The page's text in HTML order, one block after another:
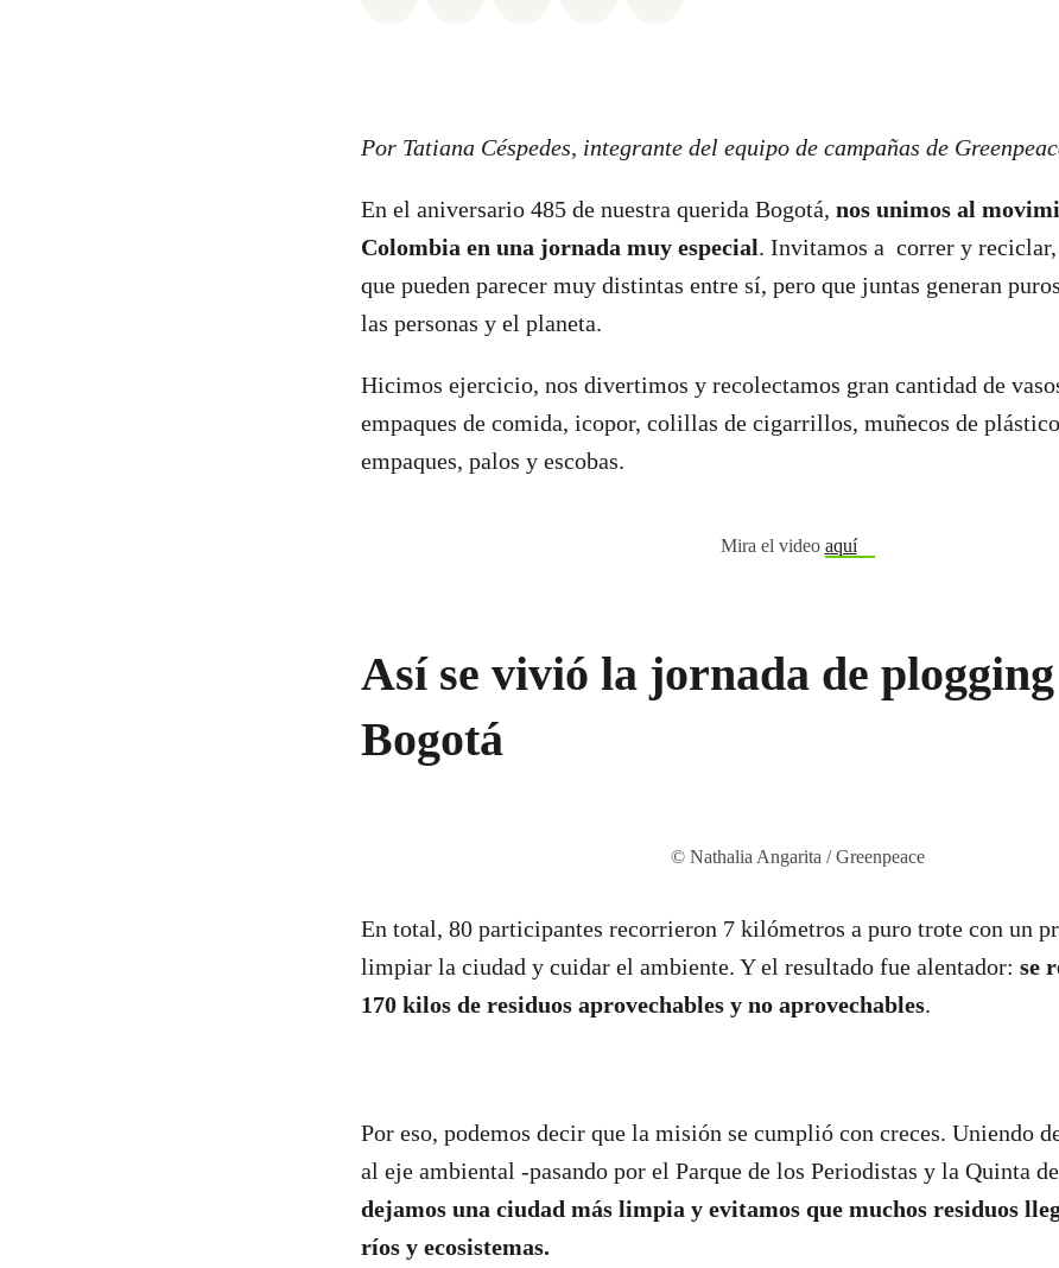
Por Tatiana Céspedes, integrante del equipo de campañas de
En el aniversario 485 de nuestra querida Bogotá, nos unimos al
Colombia en una jornada muy especial. Invitamos a correr y reciclar,
que pueden parecer muy distintas entre sí, pero que juntas generan
las personas y el planeta.
Hicimos ejercicio, nos divertimos y recolectamos gran cantidad de
empaques de comida, icopor, colillas de cigarrillos, muñecos de
empaques, palos y escobas.
Mira el video aquí
Así se vivió la jornada de
Bogotá
© Nathalia Angarita / Greenpeace
En total, 80 participantes recorrieron 7 kilómetros a puro trote con un
limpiar la ciudad y cuidar el ambiente. Y el resultado fue alentador: se
170 kilos de residuos aprovechables y no aprovechables.
Por eso, podemos decir que la misión se cumplió con creces. Uniendo
al eje ambiental -pasando por el Parque de los Periodistas y la Quinta
dejamos una ciudad más limpia y evitamos que muchos residuos
ríos y ecosistemas.